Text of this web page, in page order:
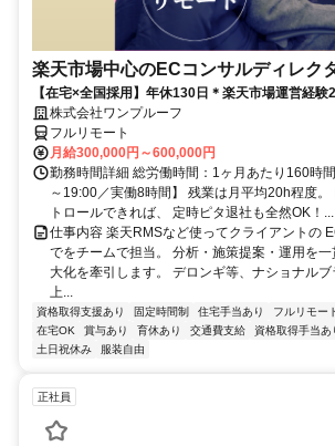
楽天市場中心のECコンサルディレク
【在宅×全国採用】年休130日＊楽天市場運営経験
株式会社ワンプルーフ
フルリモート
月給300,000円～600,000円
勤務時間詳細 総労働時間：1ヶ月あたり160時
～19:00／実働8時間】 残業は月平均20h程度。
トロールできれば、 定時ピタ退社も全然OK！...
仕事内容 楽天RMSなど使ってクライアントの
でをチームで担当。 分析・施策提案・運用を
大化を牽引します。 デロンギ等、ナショナルブ
上...
資格取得支援あり 固定時間制 住宅手当あり フルリモー
在宅OK
賞与あり 育休あり 交通費支給 資格取得手当あ
土日祝休み
服装自由
正社員